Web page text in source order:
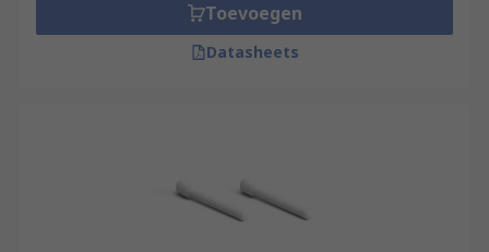
Toevoegen
Datasheets